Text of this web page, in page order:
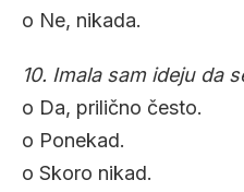
o Ne, nikada.
10. Imala sam ideju da
o Da, prilično često.
o Ponekad.
o Skoro nikad.